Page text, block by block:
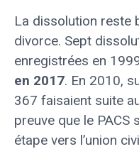
La dissolution reste
divorce. Sept
enregistrées en
en 2017. En 2010,
367 faisaient suite
preuve que le
étape vers l’union